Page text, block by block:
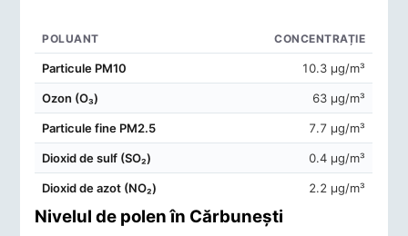
POLUANT CONCENTRAȚIE
Particule PM10 10.3 μg/m³
Ozon (O₃) 63 μg/m³
Particule fine PM2.5 7.7 μg/m³
Dioxid de sulf (SO₂) 0.4 μg/m³
Dioxid de azot (NO₂) 2.2 μg/m³
Nivelul de polen în Cărbuneşti